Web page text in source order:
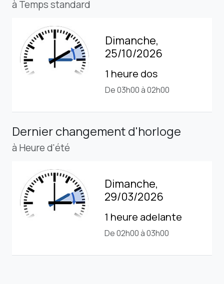
à Temps standard
Dimanche,
25/10/2026
1 heure dos
De 03h00 à 02h00
Dernier changement d'horloge
à Heure d'été
Dimanche,
29/03/2026
1 heure adelante
De 02h00 à 03h00